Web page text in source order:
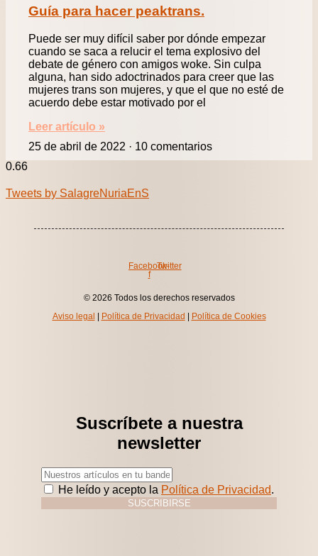
Guía para hacer peaktrans.
Puede ser muy difícil saber por dónde empezar
cuando se saca a relucir el tema explosivo del
debate de género con amigos woke. Sin culpa
alguna, han sido adoctrinados para creer que las
mujeres trans son mujeres, y que el que no esté de
acuerdo debe estar motivado por el
Leer artículo »
25 de abril de 2022
10 comentarios
Tweets by SalagreNuriaEnS
Facebook-
f
Twitter
© 2026 Todos los derechos reservados
Aviso legal
Política de Privacidad Política de Cookies
Suscríbete a nuestra
newsletter
He leído y acepto la Política de Privacidad.